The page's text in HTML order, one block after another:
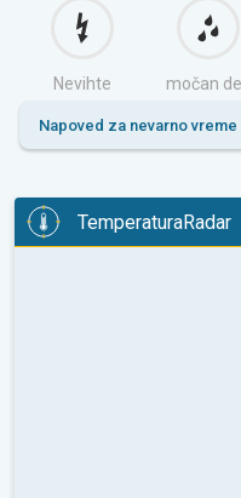
Nevihte močan
Napoved za nevarno vreme
TemperaturaRadar